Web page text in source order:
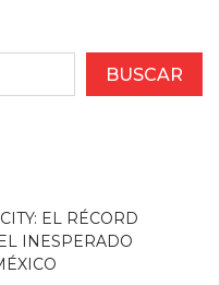
BUSCAR
EL RÉCORD
INESPERADO